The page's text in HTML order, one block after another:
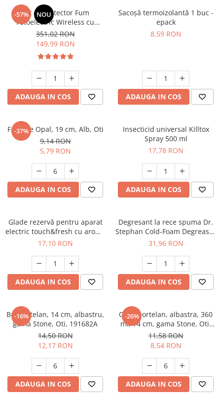
Suporturi si servetele
Tacamuri si seturi
Taietoare manuale
Tavi copt
Termosuri si cani termos
Tigai si seturi
Tirbusoane si dopuri
Tocatoare de bucatarie
Ustensile ornare prajituri
Vaze si boluri decorative
Vesela unica folosinta
Suporturi si accesorii de baie
Uscatoare de rufe
-57% NOU
Set 4 x Detector Fum
Fotoelectric Wireless cu
Magnet – Certificat EN14604,
Baterie 10 Ani, Alarmă 85 dB,
Vernetzbar (Vernetzbare) –
Senzor Siguranță Casă
351,02 RON
149,99 RON
ADAUGA IN COS
Sacoșă termoizolantă 1 buc -
epack
8,59 RON
ADAUGA IN COS
-37%
Farfurie Opal, 19 cm, Alb, Oti
9,14 RON
5,79 RON
ADAUGA IN COS
Insecticid universal Killtox
Spray 500 ml
17,78 RON
ADAUGA IN COS
Glade rezervă pentru aparat
electric touch&fresh cu aromă
de lavanda, 10 g
17,10 RON
ADAUGA IN COS
Degresant la rece spuma Dr.
Stephan Cold-Foam Degreaser
750ml, 90012914
31,96 RON
ADAUGA IN COS
-16%
Bol portelan, 14 cm, albastru,
gama Stone, Oti, 191682A
14,50 RON
12,17 RON
ADAUGA IN COS
-26%
Cana portelan, albastra, 360
ml, 14 cm, gama Stone, Oti,
191683A
11,58 RON
8,54 RON
ADAUGA IN COS